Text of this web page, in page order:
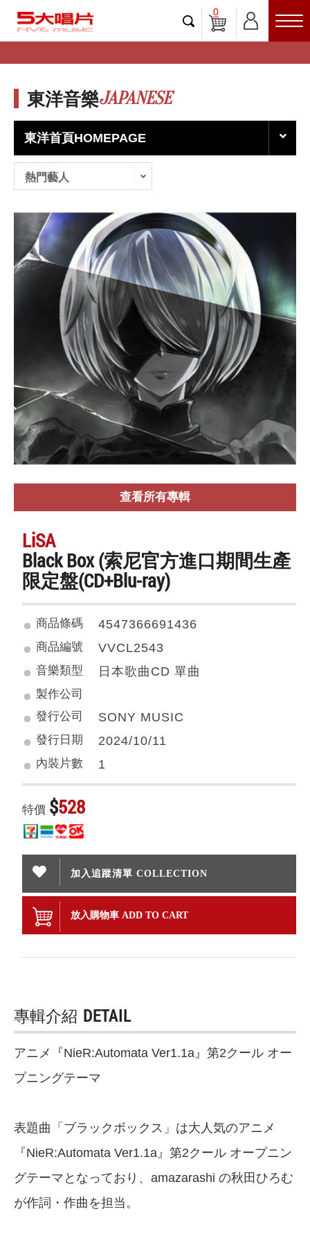
0
東洋音樂JAPANESE
東洋首頁HOMEPAGE
熱門藝人
查看所有專輯
LiSA
Black Box (索尼官方進口期間生產
限定盤(CD+Blu-ray)
商品條碼 4547366691436
商品編號 VVCL2543
音樂類型 日本歌曲CD 單曲
製作公司
發行公司
SONY MUSIC
發行日期 2024/10/11
內裝片數 1
特價 $528
加入追蹤清單 COLLECTION
放入購物車 ADD TO CART
專輯介紹 DETAIL
アニメ『NieR:Automata Ver1.1a』第2クール オー
プニングテーマ
表題曲「ブラックボックス」は大人気のアニメ
『NieR:Automata Ver1.1a』第2クール オープニン
グテーマとなっており、amazarashi の秋田ひろむ
が作詞・作曲を担当。